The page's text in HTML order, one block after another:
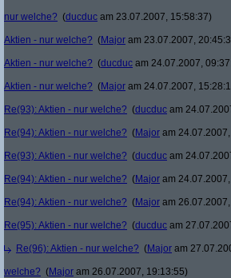
nur welche? (ducduc am 23.07.2007, 15:58:37)
Aktien - nur welche? (Major am 23.07.2007,
Aktien - nur welche? (ducduc am 24.07.2007,
Aktien - nur welche? (Major am 24.07.2007,
Re(93): Aktien - nur welche? (ducduc am
Re(94): Aktien - nur welche? (Major am
Re(93): Aktien - nur welche? (ducduc am
Re(94): Aktien - nur welche? (Major am
Re(94): Aktien - nur welche? (Major am
Re(95): Aktien - nur welche? (ducduc am
Re(96): Aktien - nur welche? (Major am
welche? (Major am 26.07.2007, 19:13:55)